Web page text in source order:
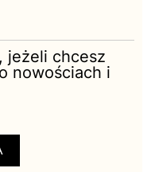
jeżeli chcesz
nowościach i